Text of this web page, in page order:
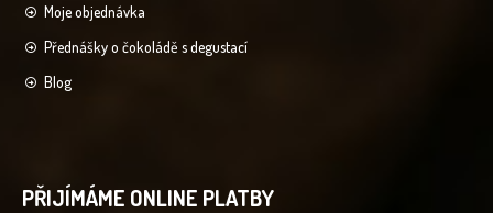
Moje objednávka
Přednášky o čokoládě s degustací
Blog
PŘIJÍMÁME ONLINE PLATBY